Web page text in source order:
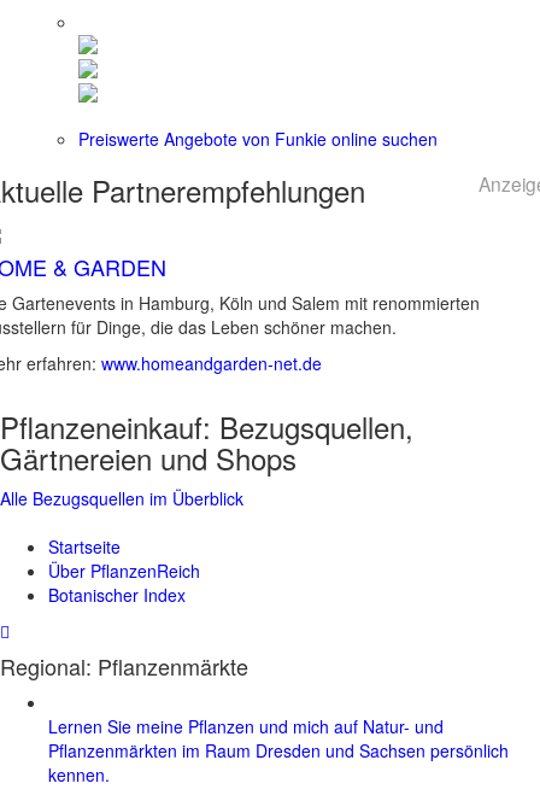
Preiswerte Angebote von Funkie online suchen
Partnerempfehlungen
& GARDEN
Gartenevents in Hamburg, Köln und Salem mit renommierten
für Dinge, die das Leben schöner machen.
erfahren: www.homeandgarden-net.de
Pflanzeneinkauf: Bezugsquellen,
Gärtnereien und Shops
Alle Bezugsquellen im Überblick
Startseite
Über PflanzenReich
Botanischer Index
Regional: Pflanzenmärkte
Lernen Sie meine Pflanzen und mich auf Natur- und
Pflanzenmärkten im Raum Dresden und Sachsen persönlich
kennen.